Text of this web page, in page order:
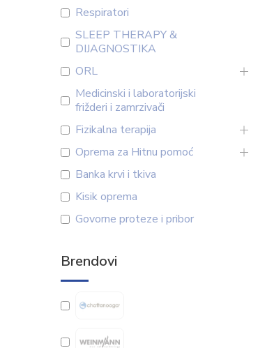
Respiratori
SLEEP THERAPY &
DIJAGNOSTIKA
ORL
Medicinski i laboratorijski
frižderi i zamrzivači
Fizikalna terapija
Oprema za Hitnu pomoć
Banka krvi i tkiva
Kisik oprema
Govorne proteze i pribor
Brendovi